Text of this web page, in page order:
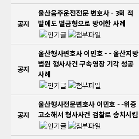
공지
울산음주운전전문 변호사 - 3회 적
발에도 벌금형으로 방어한 사례
공지
울산형사변호사 이민호 - - 울산지방
법원 형사사건 구속영장 기각 성공
사례
공지
울산형사전문변호사 이민호 - -위증
고소해서 형사사건 검찰로 송치시킴